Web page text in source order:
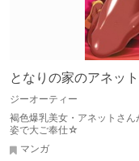
となりの家のアネッ
ジーオーティー
褐色爆乳美女・アネットさ
姿で大ご奉仕☆
マンガ